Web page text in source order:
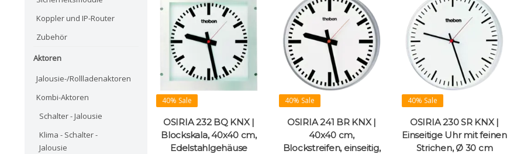
Koppler und IP-Router
Zubehör
Aktoren
Jalousie-/Rollladenaktoren
Kombi-Aktoren
Schalter - Jalousie
Klima - Schalter -
Jalousie
40% Sale
OSIRIA 232 BQ KNX |
Blockskala, 40x40 cm,
Edelstahlgehäuse
40% Sale
OSIRIA 241 BR KNX |
40x40 cm,
Blockstreifen, einseitig,
40% Sale
OSIRIA 230 SR KNX |
Einseitige Uhr mit feinen
Strichen, Ø 30 cm